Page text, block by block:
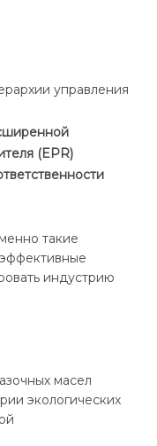
управления
(EPR)
такие
индустрию
масел
экологических